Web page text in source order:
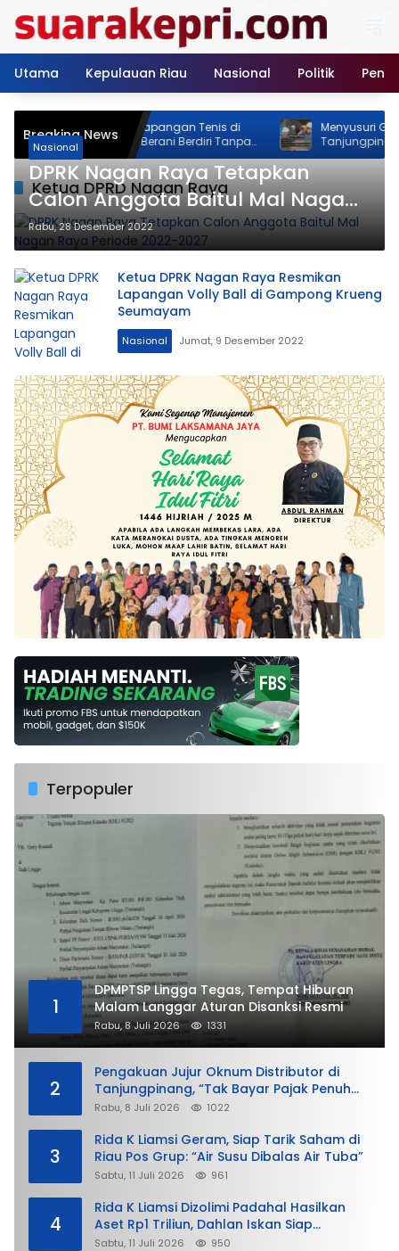
konten
Utama
Kepulauan Riau Nasional Politik
Breaking News
Feodal! Proyek Lapangan Tenis di
Rimba Jaya Berani Berdiri Tanpa
Pemilik Malah Pamer Progres 70
Menyusuri Gudang
Tanjungpinang: Ria
Memastikan Stok
Akhir Tahun
Ketua DPRD Nagan Raya
Nasional
DPRK Nagan Raya Tetapkan
Calon Anggota Baitul Mal Nagan
Raya Periode 2022-2027
Rabu, 28 Desember 2022
Ketua DPRK Nagan Raya Resmikan
Lapangan Volly Ball di Gampong Krueng
Seumayam
Nasional Jumat, 9 Desember 2022
Terpopuler
1
DPMPTSP Lingga Tegas, Tempat Hiburan
Malam Langgar Aturan Disanksi Resmi
Rabu, 8 Juli 2026 1331
2
Pengakuan Jujur Oknum Distributor di
Tanjungpinang, “Tak Bayar Pajak Penuh
demi Untung”
Rabu, 8 Juli 2026 1022
3
Rida K Liamsi Geram, Siap Tarik Saham di
Riau Pos Grup: “Air Susu Dibalas Air Tuba”
Sabtu, 11 Juli 2026 961
4
Rida K Liamsi Dizolimi Padahal Hasilkan
Aset Rp1 Triliun, Dahlan Iskan Siap
Membela
Sabtu, 11 Juli 2026 950